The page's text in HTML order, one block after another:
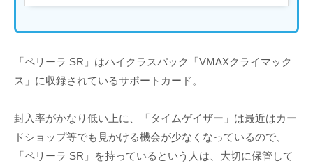
「ペリーラ SR」はハイクラスパック「VMAXクライマック
ス」に収録されているサポートカード。
封入率がかなり低い上に、「タイムゲイザー」は最近はカー
ドショップ等でも見かける機会が少なくなっているので、
「ペリーラ SR」を持っているという人は、大切に保管して